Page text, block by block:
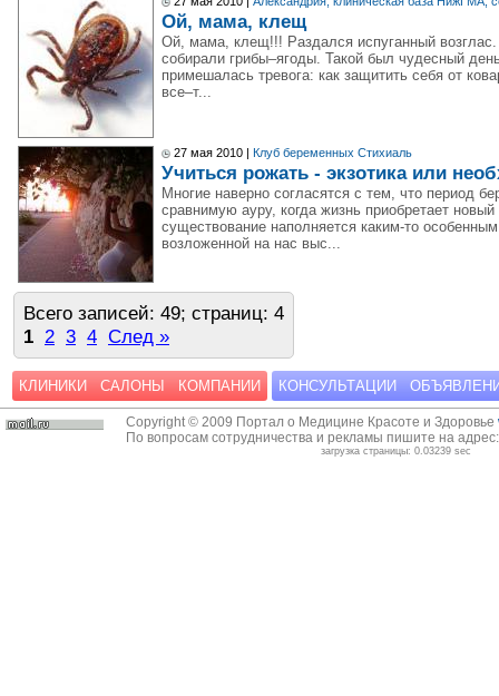
Ой, мама, клещ
Ой, мама, клещ!!! Раздался испуганный
собирали грибы–ягоды. Такой был чудесный
примешалась тревога: как защитить себя от
все–т...
27 мая 2010 | Клуб беременных Стихиаль
Учиться рожать - экзотика или
Многие наверно согласятся с тем, что период
сравнимую ауру, когда жизнь приобретает
существование наполняется каким-то
возложенной на нас выс...
Всего записей: 49; страниц: 4
1 2 3 4 След »
КЛИНИКИ САЛОНЫ КОМПАНИИ КОНСУЛЬТАЦИИ
Copyright © 2009 Портал о Медицине Красоте и Здоровье
По вопросам сотрудничества и рекламы пишите на
загрузка страницы: 0.03239 sec